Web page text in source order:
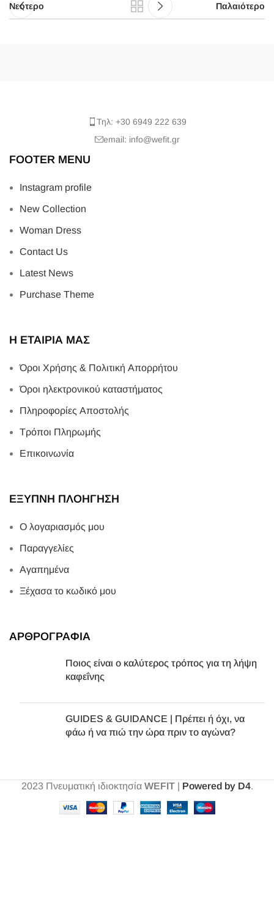
Νεότερο Παλαιότερο
Τηλ: +30 6949 222 639
email: info@wefit.gr
FOOTER MENU
Instagram profile
New Collection
Woman Dress
Contact Us
Latest News
Purchase Theme
Η ΕΤΑΙΡΙΑ ΜΑΣ
Όροι Χρήσης & Πολιτική Απορρήτου
Όροι ηλεκτρονικού καταστήματος
Πληροφορίες Αποστολής
Τρόποι Πληρωμής
Επικοινωνία
ΕΞΥΠΝΗ ΠΛΟΗΓΗΣΗ
Ο λογαριασμός μου
Παραγγελίες
Αγαπημένα
Ξέχασα το κωδικό μου
ΑΡΘΡΟΓΡΑΦΙΑ
Ποιος είναι ο καλύτερος τρόπος για τη λήψη
καφεΐνης
GUIDES & GUIDANCE | Πρέπει ή όχι, να
φάω ή να πιώ την ώρα πριν το αγώνα?
2023 Πνευματική ιδιοκτησία WEFIT| Powered by D4.